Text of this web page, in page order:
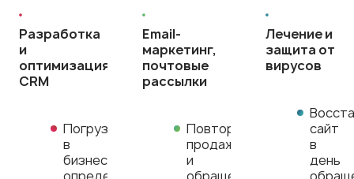
Разработка
и
оптимизация
CRM
Погрузимся
в
бизнес,
Email-
маркетинг,
почтовые
рассылки
Повторные
продажи
и
Лечение и
защита от
вирусов
сайт
в
день